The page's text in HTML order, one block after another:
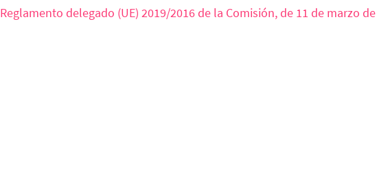
Reglamento delegado (UE) 2019/2016 de la Comisión, de 11 de marzo de